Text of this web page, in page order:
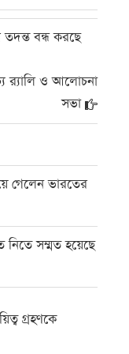
তদন্ত বন্ধ করছে
র‌্যালি ও আলোচনা
সভা
গেলেন ভারতের
নিতে সম্মত হয়েছে
গ্রহণকে